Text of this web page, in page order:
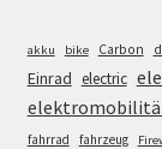
akku bike Carbon
Einrad electric
fahrrad
fahrzeug